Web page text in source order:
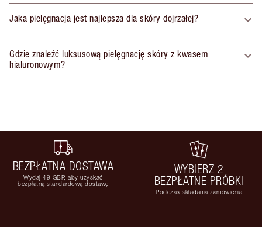
Jaka pielęgnacja jest najlepsza dla skóry dojrzałej?
Gdzie znaleźć luksusową pielęgnację skóry z kwasem
hialuronowym?
BEZPŁATNA DOSTAWA
Wydaj 49 GBP, aby uzyskać
bezpłatną standardową dostawę
WYBIERZ 2
BEZPŁATNE PRÓBKI
Podczas składania zamówienia